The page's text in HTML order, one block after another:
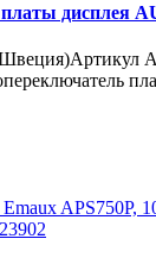
дисплея